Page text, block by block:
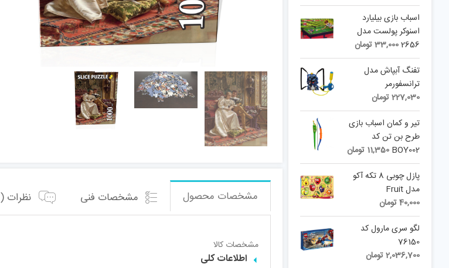
مشخصات محصول مشخصات فنی نظرات (0)
مشخصات کالا
اطلاعات کلی
اسباب بازی بیلیارد
اسنوکر پولست مدل
2656
33,000تومان
تفنگ آبپاش مدل
ترانسفورمر
227,030تومان
تیر و کمان اسباب بازی
طرح بن تن کد
BOY002
11,350 تومان
پازل چوبی 8 تکه آکو
مدل Fruit
40,000تومان
لگو سری مارول کد
76150
2,036,700تومان